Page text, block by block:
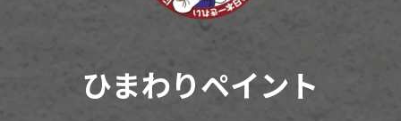
ひまわりペイント